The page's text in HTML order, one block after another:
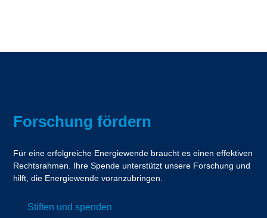
Forschung fördern
Für eine erfolgreiche Energiewende braucht es einen effektiven
Rechtsrahmen. Ihre Spende unterstützt unsere Forschung und
hilft, die Energiewende voranzubringen.
Stiften und spenden